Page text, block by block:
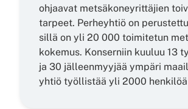
ohjaavat metsäkoneyrittäjien
tarpeet. Perheyhtiö on
sillä on yli 20 000 toimitetun
kokemus. Konserniin kuuluu 13
ja 30 jälleenmyyjää ympäri
yhtiö työllistää yli 2000 henkilöä